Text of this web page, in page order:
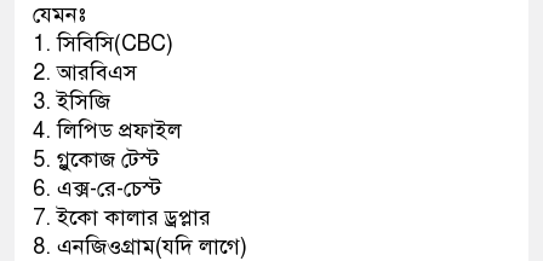
যেমনঃ
1. সিবিসি(CBC)
2. আরবিএস
3. ইসিজি
4. লিপিড প্রফাইল
5. গ্লুকোজ টেস্ট
6. এক্স-রে-চেস্ট
7. ইকো কালার ড্রপ্লার
8. এনজিওগ্রাম(যদি লাগে)